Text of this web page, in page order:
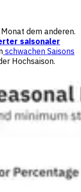
dem anderen.
saisonaler
schwachen Saisons
Hochsaison.